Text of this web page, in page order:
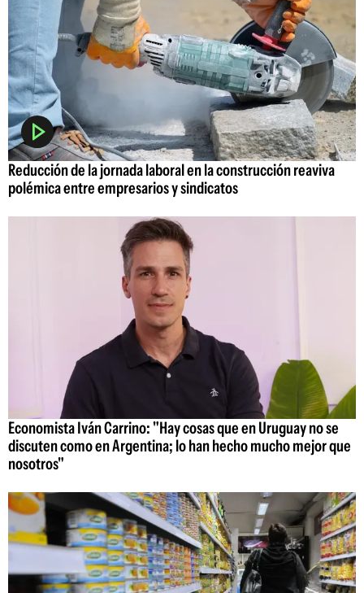
Reducción de la jornada laboral en la construcción reaviva
polémica entre empresarios y sindicatos
Economista Iván Carrino: "Hay cosas que en Uruguay no se
discuten como en Argentina; lo han hecho mucho mejor que
nosotros"